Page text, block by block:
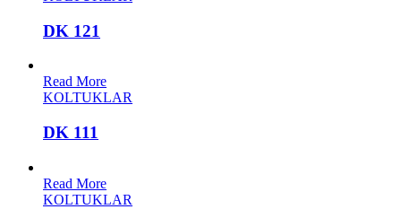
DK 121
Read More
KOLTUKLAR
DK 111
Read More
KOLTUKLAR